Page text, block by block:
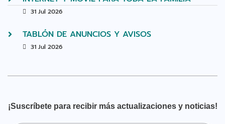
31 Jul 2026
TABLÓN DE ANUNCIOS Y AVISOS
31 Jul 2026
¡Suscríbete para recibir más actualizaciones y noticias!